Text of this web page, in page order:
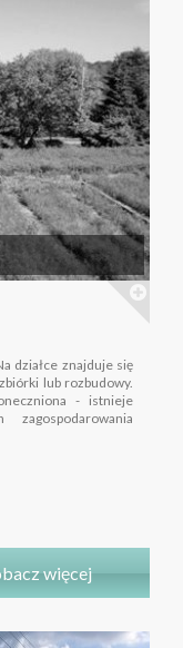
działce znajduje się
lub rozbudowy.
- istnieje
więcej